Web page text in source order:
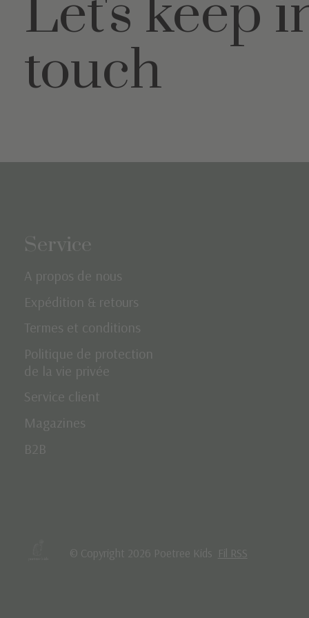
Let's keep
touch
Service
A propos de nous
Expédition & retours
Termes et conditions
Politique de protection
de la vie privée
Service client
Magazines
B2B
© Copyright 2026 Poetree Kids Fil RSS